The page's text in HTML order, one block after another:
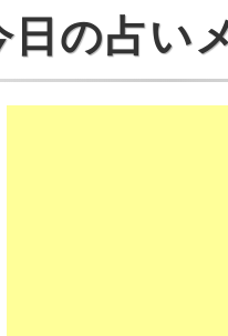
の占い